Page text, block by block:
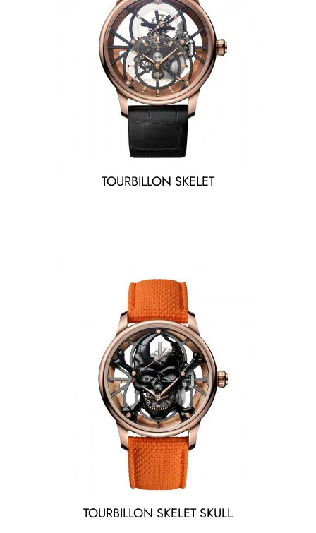
TOURBILLON SKELET
TOURBILLON SKELET SKULL